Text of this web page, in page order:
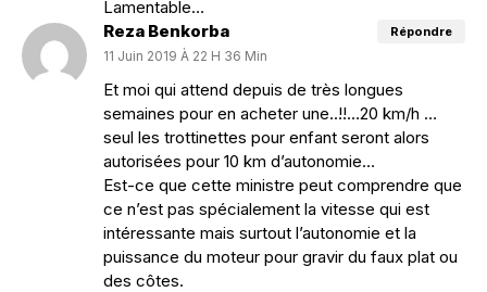
Lamentable…
Reza Benkorba
11 Juin 2019 À 22 H 36 Min
Et moi qui attend depuis de très longues
semaines pour en acheter une..!!…20 km/h …
seul les trottinettes pour enfant seront alors
autorisées pour 10 km d’autonomie…
Est-ce que cette ministre peut comprendre que
ce n’est pas spécialement la vitesse qui est
intéressante mais surtout l’autonomie et la
puissance du moteur pour gravir du faux plat ou
des côtes.
Répondre